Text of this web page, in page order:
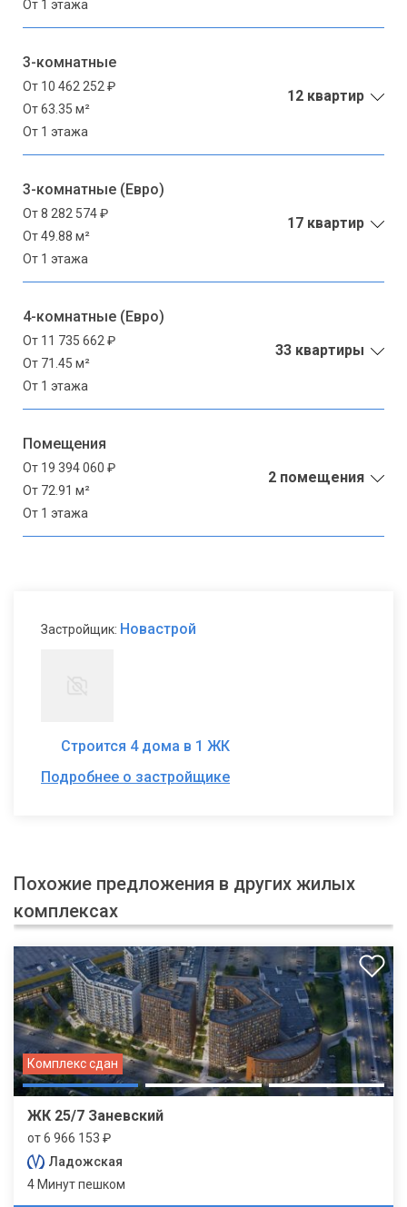
От 1 этажа
3-комнатные
От 10 462 252 ₽
От 63.35 м²
От 1 этажа
12 квартир
3-комнатные (Евро)
От 8 282 574 ₽
От 49.88 м²
От 1 этажа
17 квартир
4-комнатные (Евро)
От 11 735 662 ₽
От 71.45 м²
От 1 этажа
33 квартиры
Помещения
От 19 394 060 ₽
От 72.91 м²
От 1 этажа
2 помещения
Застройщик: Новастрой
Строится 4 дома в 1 ЖК
Подробнее о застройщике
Похожие предложения в других жилых
комплексах
Комплекс сдан
ЖК 25/7 Заневский
от 6 966 153 ₽
Ладожская
4 Минут пешком